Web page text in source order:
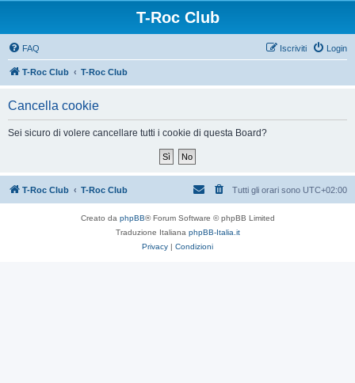
T-Roc Club
FAQ Login
Iscriviti
T-Roc Club T-Roc Club
Cancella cookie
Sei sicuro di volere cancellare tutti i cookie di questa Board?
T-Roc Club T-Roc Club Tutti gli orari sono UTC+02:00
Creato da phpBB® Forum Software © phpBB Limited
Traduzione Italiana phpBB-Italia.it
Privacy | Condizioni